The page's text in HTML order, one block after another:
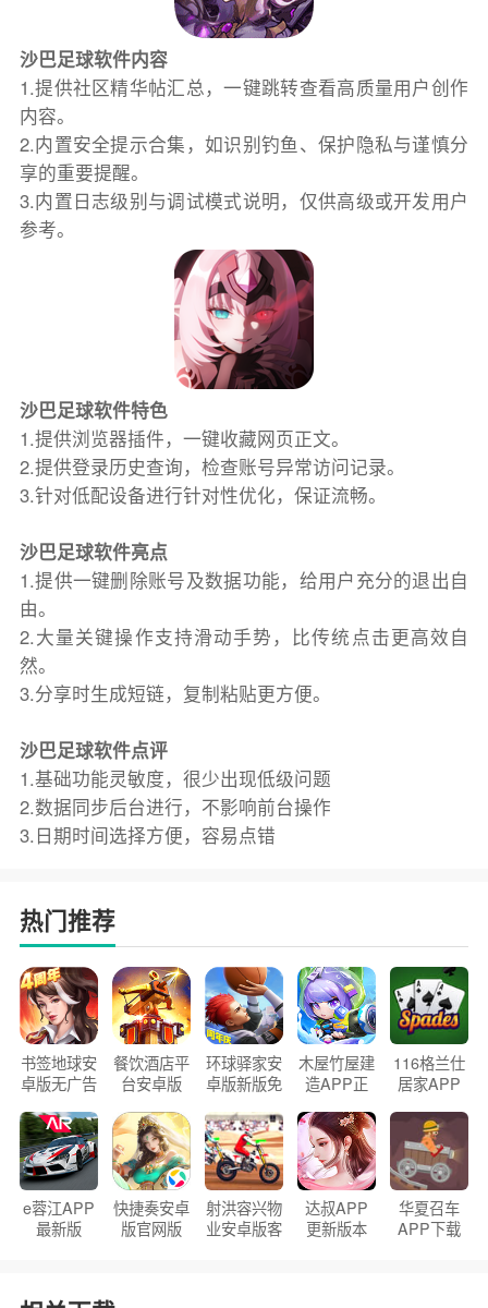
沙巴足球软件内容
1.提供社区精华帖汇总，一键跳转查看高质量用户创作
内容。
2.内置安全提示合集，如识别钓鱼、保护隐私与谨慎分
享的重要提醒。
3.内置日志级别与调试模式说明，仅供高级或开发用户
参考。
沙巴足球软件特色
1.提供浏览器插件，一键收藏网页正文。
2.提供登录历史查询，检查账号异常访问记录。
3.针对低配设备进行针对性优化，保证流畅。
沙巴足球软件亮点
1.提供一键删除账号及数据功能，给用户充分的退出自
由。
2.大量关键操作支持滑动手势，比传统点击更高效自
然。
3.分享时生成短链，复制粘贴更方便。
沙巴足球软件点评
1.基础功能灵敏度，很少出现低级问题
2.数据同步后台进行，不影响前台操作
3.日期时间选择方便，容易点错
热门推荐
书签地球安
卓版无广告
餐饮酒店平
台安卓版
环球驿家安
卓版新版免
木屋竹屋建
造APP正
116格兰仕
居家APP
e蓉江APP
最新版
快捷奏安卓
版官网版
射洪容兴物
业安卓版客
达叔APP
更新版本
华夏召车
APP下载